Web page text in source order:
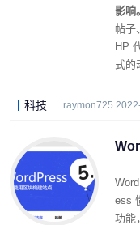
影响。
帖子
HP
式的
科技 raymon725
ess
功能